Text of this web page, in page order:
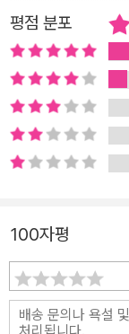
아어에서 유래했
를 일컫는 말이었
사를 품고 있는 단
반전이 있는 단어,
어는 과거를 통찰
게 만들어준다. 언어를 모험하며 얻는 ‘어떻게 살아가야 하는
가’에 대한 탁월한 깨달음 《단어가 품은 세계》는 ‘
진하게 전한다. 특
이 받아들이던 단
빠뜨린다. 어떻게 놀라움에 빠뜨리는지 한 가지 예로 들여다보자.
저자는 노래로도 불리고
숙한 정지용 시인
평점 분포
100자평